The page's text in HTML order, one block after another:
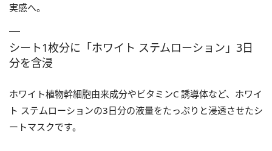
実感へ。
シート1枚分に「ホワイト ステムローション」3日
分を含浸
ホワイト植物幹細胞由来成分やビタミンC 誘導体など、ホワイ
ト ステムローションの3日分の液量をたっぷりと浸透させたシ
ートマスクです。